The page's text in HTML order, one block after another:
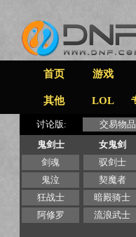
首页 游戏
其他 LOL
讨论版: 交易物品
鬼剑士
剑魂
鬼泣
狂战士
阿修罗
女鬼剑
驭剑士
契魔者
暗殿骑士
流浪武士